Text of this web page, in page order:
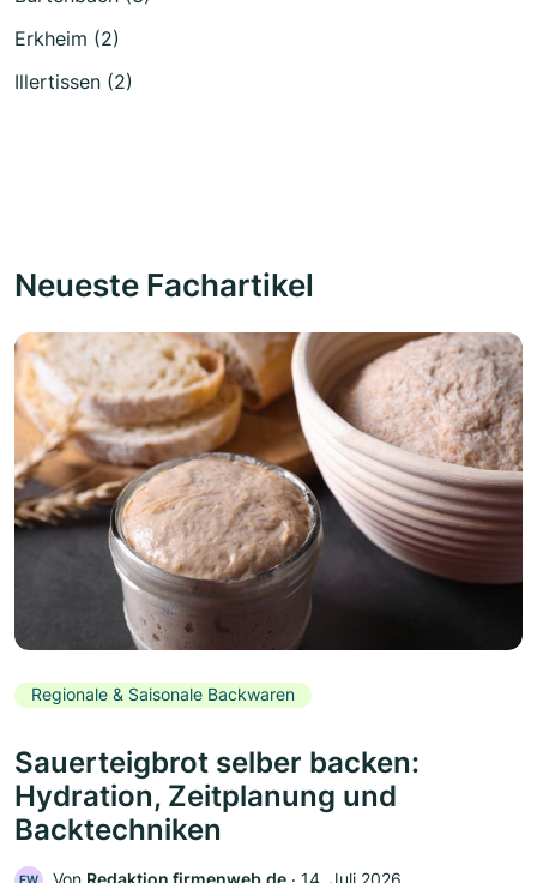
Erkheim (2)
Illertissen (2)
Neueste Fachartikel
Regionale & Saisonale Backwaren
Sauerteigbrot selber backen:
Hydration, Zeitplanung und
Backtechniken
FW Von Redaktion firmenweb.de ‧ 14. Juli 2026